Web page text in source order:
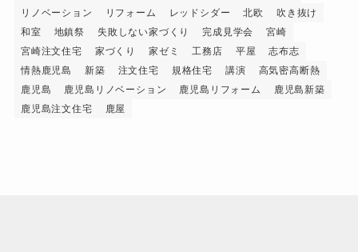
リノベーション
リフォーム レッドシダー 北欧
吹き抜け
和室
地鎮祭 失敗しない家づくり 完成見学会
宮崎
宮崎注文住宅
家づくり 家ゼミ 工務店 平屋
志布志
情熱鹿児島
新築 注文住宅 規格住宅 講演
高気密高断熱
鹿児島
鹿児島リノベーション 鹿児島リフォーム
鹿児島新築
鹿児島注文住宅
鹿屋